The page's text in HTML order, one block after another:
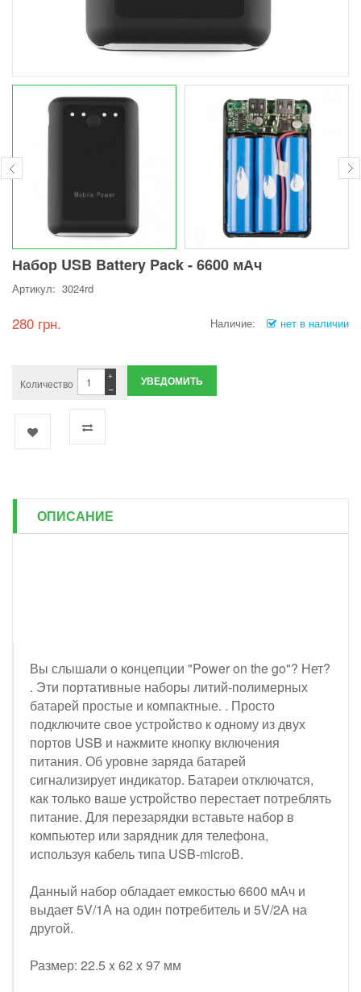
Набор USB Battery Pack - 6600 мАч
Артикул: 3024rd
280 грн. Наличие: нет в наличии
Количество −
+ УВЕДОМИТЬ
ОПИСАНИЕ
Вы слышали о концепции "Power on the go"? Нет?
. Эти портативные наборы литий-полимерных
батарей простые и компактные. . Просто
подключите свое устройство к одному из двух
портов USB и нажмите кнопку включения
питания. Об уровне заряда батарей
сигнализирует индикатор. Батареи отключатся,
как только ваше устройство перестает потреблять
питание. Для перезарядки вставьте набор в
компьютер или зарядник для телефона,
используя кабель типа USB-microВ.
Данный набор обладает емкостью 6600 мАч и
выдает 5V/1А на один потребитель и 5V/2А на
другой.
Размер: 22.5 x 62 x 97 мм